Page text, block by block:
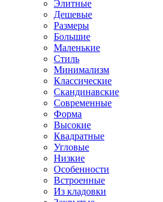
Элитные
Дешевые
Размеры
Большие
Маленькие
Стиль
Минимализм
Классические
Скандинавские
Современные
Форма
Высокие
Квадратные
Угловые
Низкие
Особенности
Встроенные
Из кладовки